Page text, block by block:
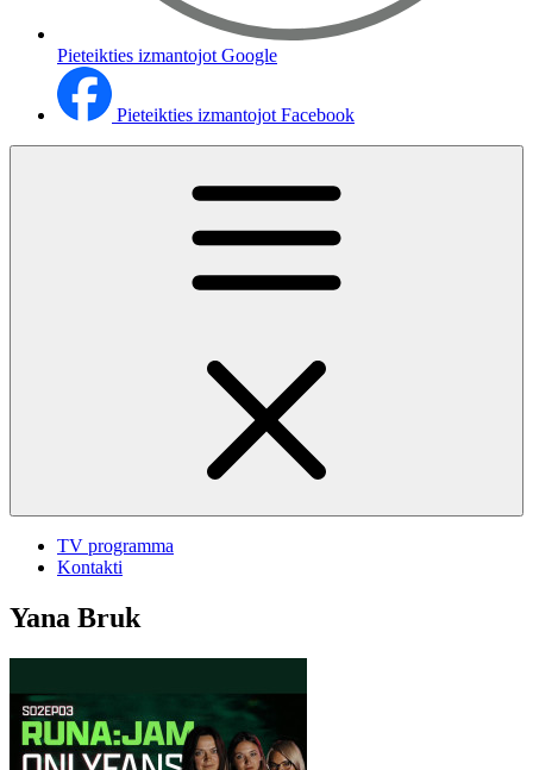
Pieteikties izmantojot Google
Pieteikties izmantojot Facebook
TV programma
Kontakti
Yana Bruk